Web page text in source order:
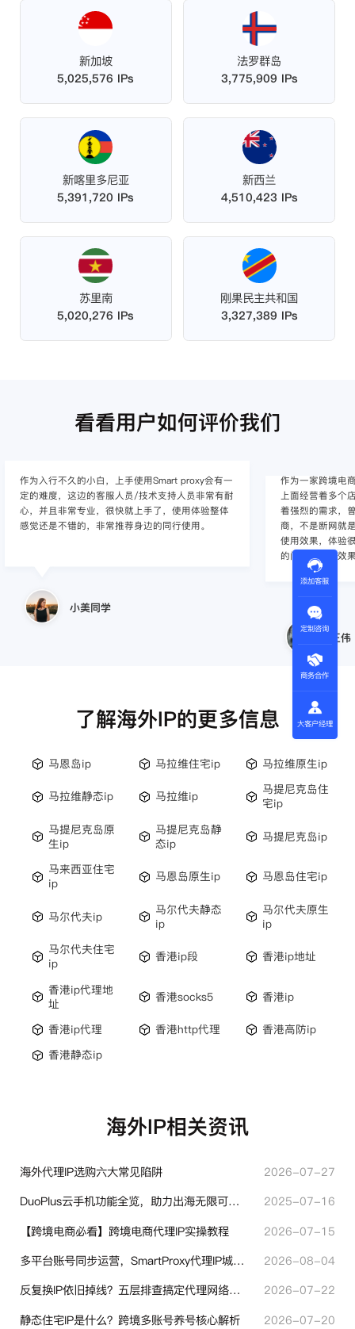
新加坡
5,025,576 IPs
法罗群岛
3,775,909 IPs
新喀里多尼亚
5,391,720 IPs
新西兰
4,510,423 IPs
苏里南
5,020,276 IPs
刚果民主共和国
3,327,389 IPs
看看用户如何评价我们
作为入行不久的小白，上手使用Smart proxy会有一
定的难度，这边的客服人员/技术支持人员非常有耐
心，并且非常专业，很快就上手了，使用体验整体
感觉还是不错的，非常推荐身边的同行使用。
小美同学
作为一家跨境电
上面经营着多个
着强烈的需求，
商，不是断网就
使用效果，体验
的问题，使用效
王伟
了解海外IP的更多信息
马恩岛ip 马拉维住宅ip 马拉维原生ip
马拉维静态ip 马拉维ip
马提尼克岛住
宅ip
马提尼克岛原
生ip
马提尼克岛静
态ip
马提尼克岛ip
马来西亚住宅
ip
马恩岛原生ip 马恩岛住宅ip
马尔代夫ip
马尔代夫静态
ip
马尔代夫原生
ip
马尔代夫住宅
ip
香港ip段 香港ip地址
香港ip代理地
址
香港socks5 香港ip
香港ip代理 香港http代理
香港高防ip
香港静态ip
海外IP相关资讯
海外代理IP选购六大常见陷阱
2026-07-27
DuoPlus云手机功能全览，助力出海无限可能！
2025-07-16
【跨境电商必看】跨境电商代理IP实操教程
2026-07-15
多平台账号同步运营，SmartProxy代理IP城市定位功能有哪些实用价值
2026-08-04
反复换IP依旧掉线？五层排查搞定代理网络异常
2026-07-22
静态住宅IP是什么？跨境多账号养号核心解析
2026-07-20
添加客服
定制咨询
商务合作
大客户经理